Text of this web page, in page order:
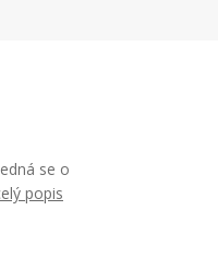
se o
popis